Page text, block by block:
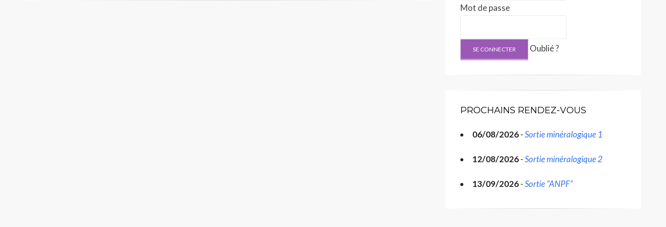
Mot de passe
Oublié ?
PROCHAINS RENDEZ-VOUS
06/08/2026-Sortie minéralogique 1
12/08/2026-Sortie minéralogique 2
13/09/2026-Sortie "ANPF"